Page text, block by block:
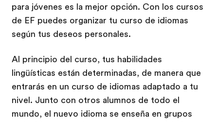
para jóvenes es la mejor opción. Con los cursos
de EF puedes organizar tu curso de idiomas
según tus deseos personales.
Al principio del curso, tus habilidades
lingüísticas están determinadas, de manera que
entrarás en un curso de idiomas adaptado a tu
nivel. Junto con otros alumnos de todo el
mundo, el nuevo idioma se enseña en grupos